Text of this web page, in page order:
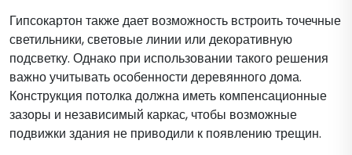
Гипсокартон также дает возможность встроить точечные
светильники, световые линии или декоративную
подсветку. Однако при использовании такого решения
важно учитывать особенности деревянного дома.
Конструкция потолка должна иметь компенсационные
зазоры и независимый каркас, чтобы возможные
подвижки здания не приводили к появлению трещин.